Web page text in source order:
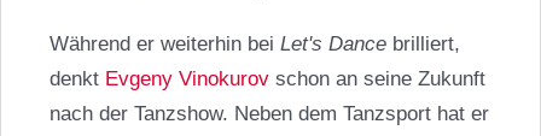
Während er weiterhin bei Let's Dancebrilliert,
denkt Evgeny Vinokurovschon an seine Zukunft
nach der Tanzshow. Neben dem Tanzsport hat er